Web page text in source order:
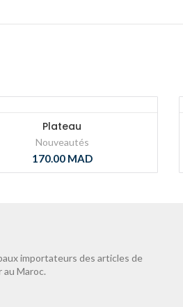
Plateau
Nouveautés
170.00 MAD
importateurs des articles de
au Maroc.